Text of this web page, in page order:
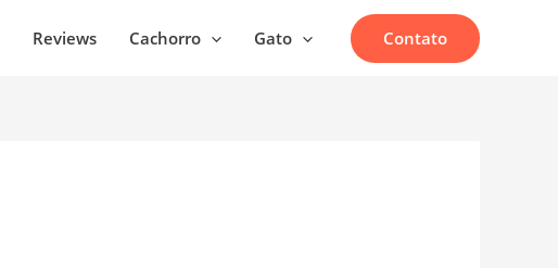
Reviews Cachorro Gato Contato